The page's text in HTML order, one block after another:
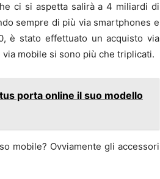
ci si aspetta salirà a 4 miliardi di
sempre di più via smartphones e
è stato effettuato un acquisto via
via mobile si sono più che triplicati.
porta online il suo modello
mobile? Ovviamente gli accessori